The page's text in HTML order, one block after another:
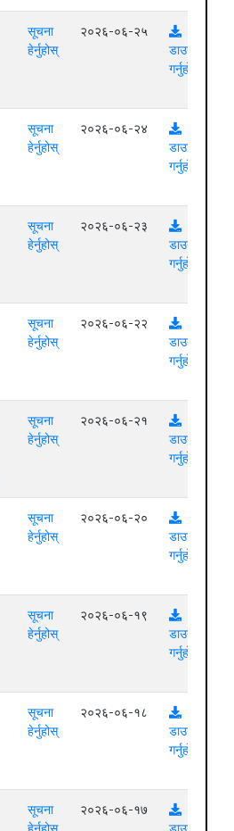
सूचना
हेर्नुहोस्
२०२६-०६-२५
डाउनलोड
गर्नुहोस्
सूचना
हेर्नुहोस्
२०२६-०६-२४
डाउनलोड
गर्नुहोस्
सूचना
हेर्नुहोस्
२०२६-०६-२३
डाउनलोड
गर्नुहोस्
सूचना
हेर्नुहोस्
२०२६-०६-२२
डाउनलोड
गर्नुहोस्
सूचना
हेर्नुहोस्
२०२६-०६-२१
डाउनलोड
गर्नुहोस्
सूचना
हेर्नुहोस्
२०२६-०६-२०
डाउनलोड
गर्नुहोस्
सूचना
हेर्नुहोस्
२०२६-०६-१९
डाउनलोड
गर्नुहोस्
सूचना
हेर्नुहोस्
२०२६-०६-१८
डाउनलोड
गर्नुहोस्
सूचना
२०२६-०६-१७